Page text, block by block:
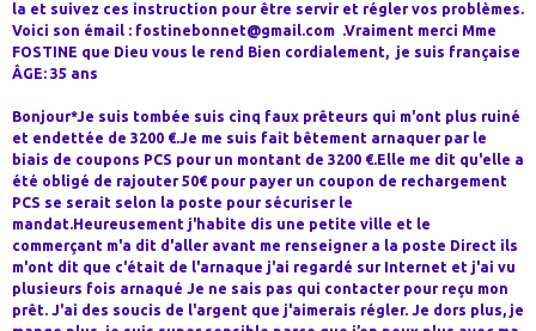
la et suivez ces instruction pour être servir et régler vos problèmes.
Voici son émail : fostinebonnet@gmail.com .Vraiment merci Mme
FOSTINE que Dieu vous le rend Bien cordialement, je suis française
ÂGE: 35 ans
Bonjour*Je suis tombée suis cinq faux prêteurs qui m'ont plus ruiné
et endettée de 3200 €.Je me suis fait bêtement arnaquer par le
biais de coupons PCS pour un montant de 3200 €.Elle me dit qu'elle a
été obligé de rajouter 50€ pour payer un coupon de rechargement
PCS se serait selon la poste pour sécuriser le
mandat.Heureusement j'habite dis une petite ville et le
commerçant m'a dit d'aller avant me renseigner a la poste Direct ils
m'ont dit que c'était de l'arnaque j'ai regardé sur Internet et j'ai vu
plusieurs fois arnaqué Je ne sais pas qui contacter pour reçu mon
prêt. J'ai des soucis de l'argent que j'aimerais régler. Je dors plus, je